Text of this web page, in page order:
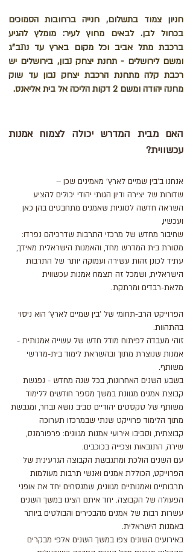
חניון צמוד בתשלום, חנייה ברחובות הסמוכים
בכחול לבן. לבאים מחוץ לעיר: מומלץ להגיע
ברכבת מתל אביב וכל מקום בארץ עד נתב"ג
ומשם לירושלים - תחנת יצחק נבון, בירושלים יש
רכבת קלה מתחנת הרכבת יצחק נבון עד שוק
מחנה יהודה ומשם 2 דקות הליכה אל בית אליאנס.
האם מבית המדרש יכולה לצמוח אמנות
עכשווית?
אנחנו ב'בין שמיים לארץ' מאמינים שכן –
שדורות של יצירה ודיון הגותי יהודי יכולים להציע
השראה חדשה לסוגיות שאמנים מתחבטים בהן כאן
ועכשיו,
שחיבור מחדש של מרכזי התרבות שדרכיהם נפרדו:
מסורת בית המדרש מחד, והאמנות הישראלית מאידך,
עתיד לכונן זהות עשירה ועמוקה יותר של התרבות
הישראלית, ושמכל זה תצמח אמנות עכשווית
מלאת-רבדים ומרתקת.
הפרוייקט הרב-תחומי של 'בין שמיים לארץ' הוא ניסוי
בהתהוות.
זוהי מעבדה לפיתוח מודל חדש של עשייה אמנותית -
אמנות שנוצרת מתוך ובהשראת לימוד בית-מדרשי
משותף.
בשבע השנים האחרונות, בכל שנה מחדש - נפגשת
קבוצת אמנים מגוונת במשך מספר חודשים ללימוד
משותף של טקסטים יהודיים סביב נושא נבחר, ומגבשת
מתוך הלימוד פרוייקט שנתי שבמרכזו תערוכה
קבוצתית, וסביבו אירועי אמנות מגוונים: פרפורמנס,
שירה, התנבאות וצפייה בכוכבים.
עם השנים הולכת ומתגבשת הקבוצה הגרעינית של
הפרוייקט, הכוללת אמנים ואנשי תרבות מעולמות
תרבותיים ואמנותיים מגוונים, שמנסחים יחד את אופני
הפעולה של הקבוצה. יחד איתם הציגו במשך השנים
עשרות רבות של אמנים מהבכירים והבולטים ביותר
באמנות הישראלית.
באירועים השונים צפו במשך השנים אלפי מבקרים